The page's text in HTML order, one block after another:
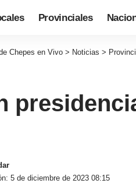
Provinciales
Chepes en Vivo > Noticias >
5 de diciembre de 2023 08:15